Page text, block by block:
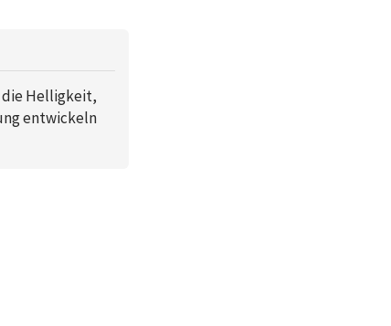
die Helligkeit,
entwickeln